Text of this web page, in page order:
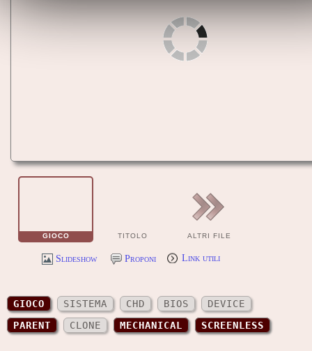
GIOCO TITOLO ALTRI FILE
Slideshow Proponi Link utili
GIOCO SISTEMA CHD BIOS
DEVICE
PARENT
CLONE MECHANICAL SCREENLESS